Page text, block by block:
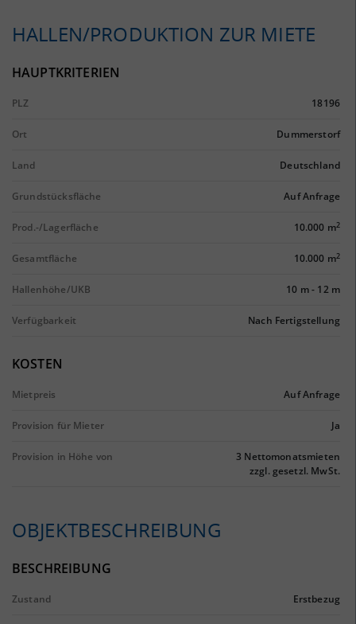
HALLEN/PRODUKTION ZUR MIETE
HAUPTKRITERIEN
PLZ 18196
Ort Dummerstorf
Land Deutschland
Grundstücksfläche Auf Anfrage
Prod.-/Lagerfläche 10.000 m2
Gesamtfläche 10.000 m2
Hallenhöhe/UKB 10 m- 12 m
Verfügbarkeit Nach Fertigstellung
KOSTEN
Mietpreis Auf Anfrage
Provision für Mieter Ja
Provision in Höhe von
3 Nettomonatsmieten
zzgl. gesetzl. MwSt.
OBJEKTBESCHREIBUNG
BESCHREIBUNG
Zustand Erstbezug